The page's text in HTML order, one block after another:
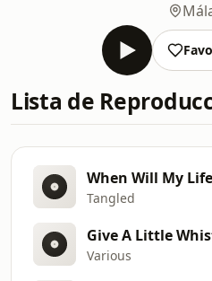
Lista de
When Will My
Tangled
Give A Little
Various